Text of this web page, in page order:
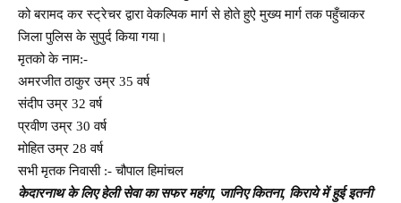
को बरामद कर स्ट्रेचर द्वारा वेकल्पिक मार्ग से होते हुऐ मुख्य मार्ग तक पहुँचाकर
जिला पुलिस के सुपुर्द किया गया।
मृतको के नाम:-
अमरजीत ठाकुर उम्र 35 वर्ष
संदीप उम्र 32 वर्ष
प्रवीण उम्र 30 वर्ष
मोहित उम्र 28 वर्ष
सभी मृतक निवासी :- चौपाल हिमांचल
केदारनाथ के लिए हेली सेवा का सफर महंगा, जानिए कितना, किराये में हुई इतनी